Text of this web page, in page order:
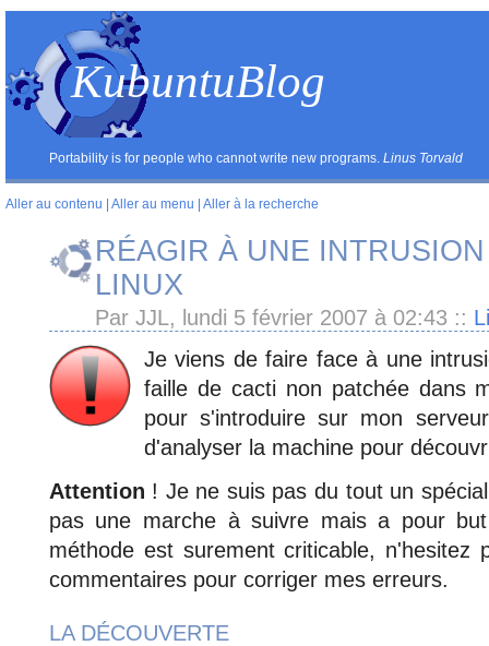
KubuntuBlog
Portability is for people who cannot write new programs. Linus Torvald
Aller au contenu Aller au menu Aller à la recherche
RÉAGIR À UNE
LINUX
Par JJL, lundi 5 février 2007 à 02:43 ::
Je viens de faire face à une
faille de cacti non patchée dans
pour s'introduire sur mon
d'analyser la machine pour
Attention ! Je ne suis pas du tout un
pas une marche à suivre mais a pour
méthode est surement criticable, n'hesitez
commentaires pour corriger mes erreurs.
LA DÉCOUVERTE